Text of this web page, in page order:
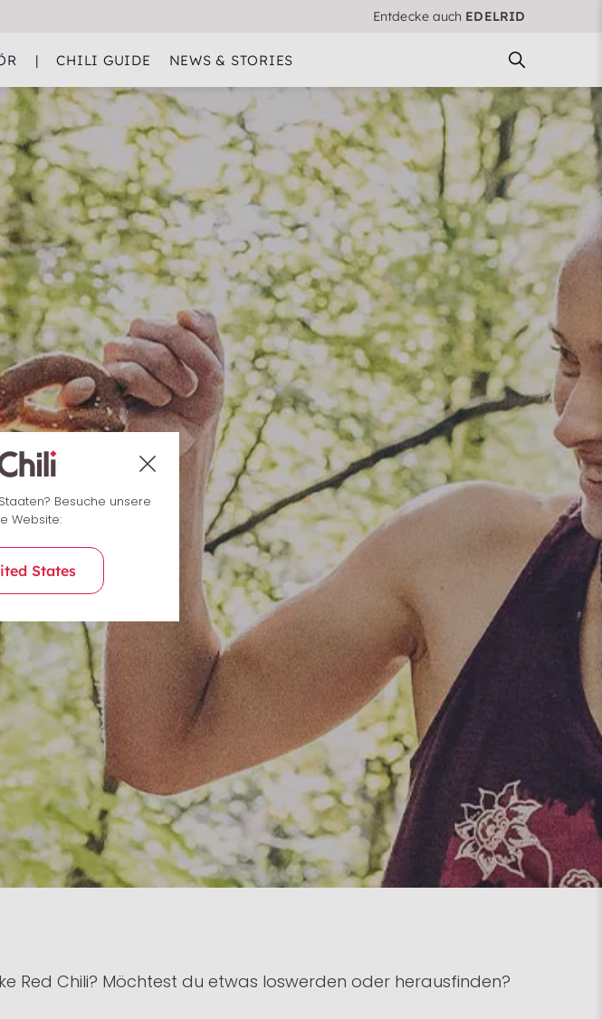
Entdecke auch EDELRID
| CHILI GUIDE NEWS & STORIES
Red Chili? Möchtest du etwas loswerden oder herausfinden?
Besuche unsere
Website:
States